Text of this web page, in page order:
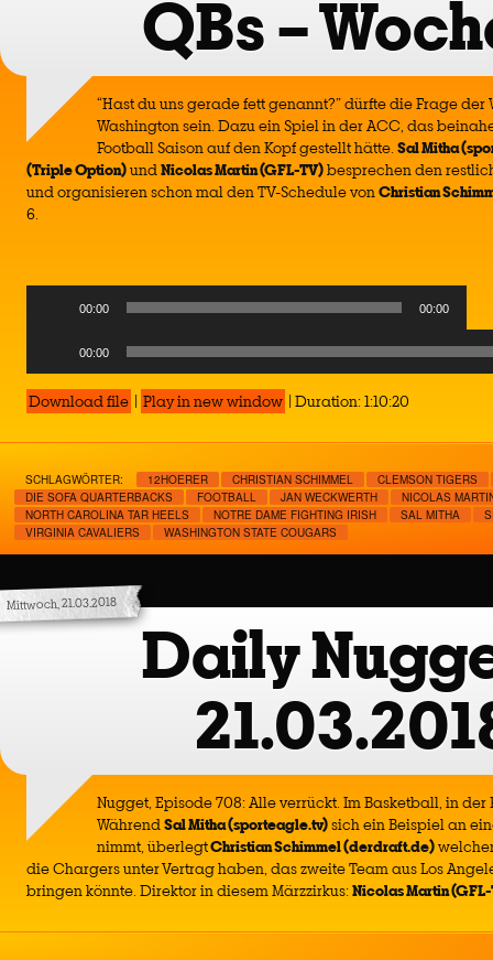
QBs –
“Hast du uns gerade fett genannt?” dürfte die Frage der
Washington sein. Dazu ein Spiel in der ACC, das
Football Saison auf den Kopf gestellt hätte.Sal Mitha
(Triple Option)undNicolas Martin (GFL-TV)besprechen den
und organisieren schon mal den TV-Schedule vonChristian
6.
00:00 00:00
00:00
Download file | Play in new window | Duration: 1:10:20
SCHLAGWÖRTER: 12HOERER CHRISTIAN SCHIMMEL
CLEMSON TIGERS
DIE SOFA QUARTERBACKS
FOOTBALL JAN WECKWERTH
NICOLAS
NORTH CAROLINA TAR HEELS
NOTRE DAME FIGHTING IRISH SAL MITHA
VIRGINIA CAVALIERS
WASHINGTON STATE COUGARS
Mittwoch, 21.03.2018
Daily
Nugget, Episode 708: Alle verrückt. Im Basketball, in der
WährendSal Mitha (sporteagle.tv)sich ein Beispiel an
nimmt, überlegtChristian Schimmel (derdraft.de)
die Chargers unter Vertrag haben, das zweite Team aus Los
bringen könnte. Direktor in diesem Märzzirkus:Nicolas Martin